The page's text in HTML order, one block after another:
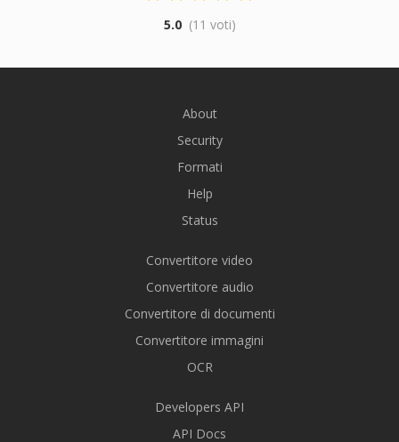
5.0 (11 voti)
About
Security
Formati
Help
Status
Convertitore video
Convertitore audio
Convertitore di documenti
Convertitore immagini
OCR
Developers API
API Docs